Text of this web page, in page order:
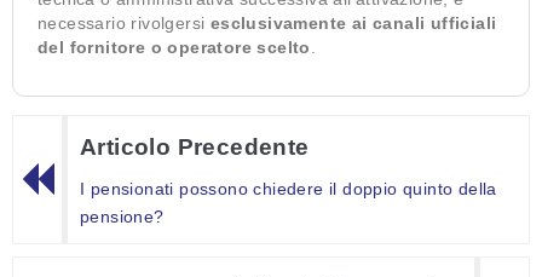
necessario rivolgersi esclusivamente ai canali ufficiali
del fornitore o operatore scelto
Articolo Precedente
I pensionati possono chiedere il doppio quinto della
pensione?